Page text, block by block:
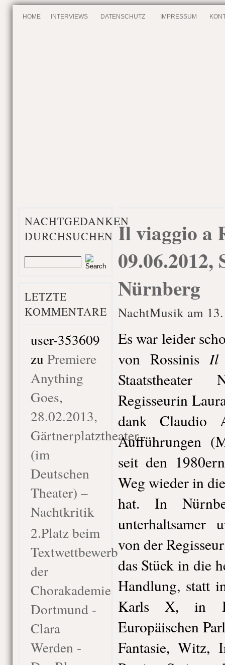
HOME INTERVIEWS DATENSCHUTZ IMPRESSUM
NACHTGEDANKEN
DURCHSUCHEN
LETZTE
KOMMENTARE
user-353609
zu Premiere
Anything
Goes,
28.02.2013,
Gärtnerplatztheater
(im
Deutschen
Theater) –
Nachtkritik
2.Platz beim
Textwettbewerb
der
Chorakademie
Dortmund -
Clara
Werden -
Il viaggio a
09.06.2012,
Nürnberg
NachtMusik am
Es war leider
von RossinisIl
Regisseurin
dank Claudio
Aufführungen
seit den
Weg wieder in
hat. In
unterhaltsamer
von der
das Stück in die
Handlung, statt
Karls X, in
Europäischen
Fantasie, Witz,